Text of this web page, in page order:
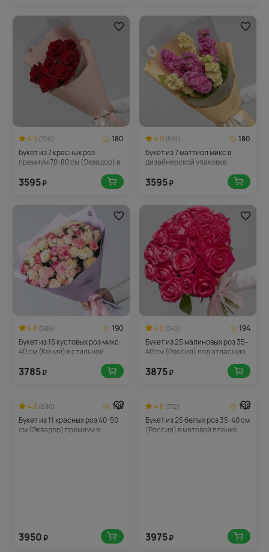
4.9 (729)
180
Букет из 7 красных роз
премиум 70-80 см (Эквадор) в
3595₽
4.9 (591)
180
Букет из 7 маттиол микс в
дизайнерской упаковке
3595₽
4.8 (586)
190
Букет из 15 кустовых роз микс
40 см (Кения) в стильной
3785₽
4.6 (745)
194
Букет из 25 малиновых роз 35-
40 см (Россия) под атласную
3875₽
4.8 (680)
198
Букет из 11 красных роз 40-50
см (Эквадор) премиум в
3950 ₽
4.8 (772)
199
Букет из 25 белых роз 35-40 см
(Россия) в матовой пленке
3975₽